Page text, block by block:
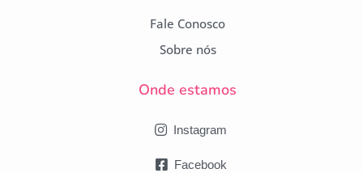
Fale Conosco
Sobre nós
Onde estamos
Instagram
Facebook